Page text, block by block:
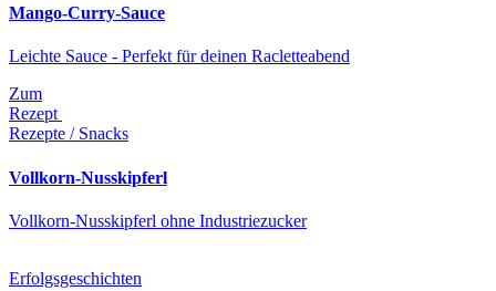
Mango-Curry-Sauce
Leichte Sauce - Perfekt für deinen Racletteabend
Zum
Rezept
Rezepte / Snacks
Vollkorn-Nusskipferl
Vollkorn-Nusskipferl ohne Industriezucker
Erfolgsgeschichten